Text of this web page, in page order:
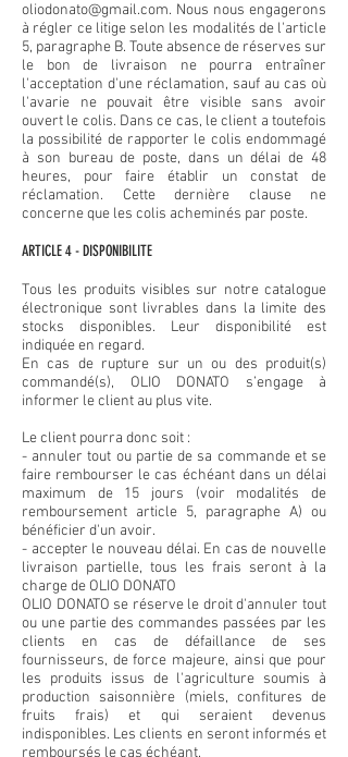
oliodonato@gmail.com. Nous nous engagerons
à régler ce litige selon les modalités de l'article
5, paragraphe B. Toute absence de réserves sur
le bon de livraison ne pourra entraîner
l'acceptation d'une réclamation, sauf au cas où
l'avarie ne pouvait être visible sans avoir
ouvert le colis. Dans ce cas, le client a toutefois
la possibilité de rapporter le colis endommagé
à son bureau de poste, dans un délai de 48
heures, pour faire établir un constat de
réclamation. Cette dernière clause ne
concerne que les colis acheminés par poste.
ARTICLE 4 - DISPONIBILITE
Tous les produits visibles sur notre catalogue
électronique sont livrables dans la limite des
stocks disponibles. Leur disponibilité est
indiquée en regard.
En cas de rupture sur un ou des produit(s)
commandé(s), OLIO DONATO s’engage à
informer le client au plus vite.
Le client pourra donc soit :
- annuler tout ou partie de sa commande et se
faire rembourser le cas échéant dans un délai
maximum de 15 jours (voir modalités de
remboursement article 5, paragraphe A) ou
bénéficier d'un avoir.
- accepter le nouveau délai. En cas de nouvelle
livraison partielle, tous les frais seront à la
charge de OLIO DONATO
OLIO DONATO se réserve le droit d'annuler tout
ou une partie des commandes passées par les
clients en cas de défaillance de ses
fournisseurs, de force majeure, ainsi que pour
les produits issus de l'agriculture soumis à
production saisonnière (miels, confitures de
fruits frais) et qui seraient devenus
indisponibles. Les clients en seront informés et
remboursés le cas échéant.